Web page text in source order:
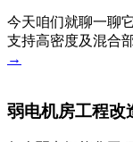
今天咱们就聊一聊
支持高密度及混合
→
弱电机房工程改